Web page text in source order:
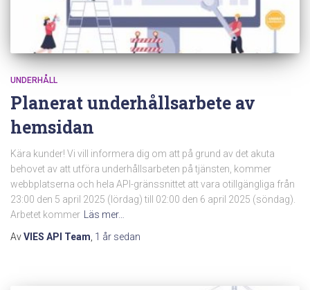
UNDERHÅLL
Planerat underhållsarbete av
hemsidan
Kära kunder! Vi vill informera dig om att på grund av det akuta
behovet av att utföra underhållsarbeten på tjänsten, kommer
webbplatserna och hela API-gränssnittet att vara otillgängliga från
23:00 den 5 april 2025 (lördag) till 02:00 den 6 april 2025 (söndag).
Arbetet kommer
Läs mer…
AvVIES API Team 1 år sedan